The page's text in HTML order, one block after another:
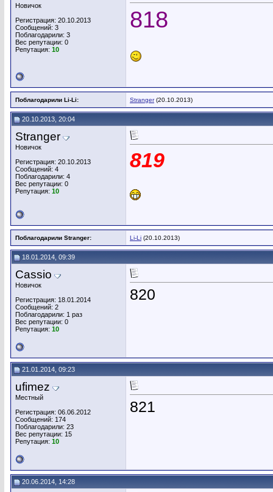
Новичок
Регистрация: 20.10.2013
Сообщений: 3
Поблагодарили: 3
Вес репутации: 0
Репутация: 10
818
Поблагодарили Li-Li: Stranger(20.10.2013)
20.10.2013, 20:04
Stranger
Новичок
Регистрация: 20.10.2013
Сообщений: 4
Поблагодарили: 4
Вес репутации: 0
Репутация: 10
819
Поблагодарили Stranger: Li-Li (20.10.2013)
18.01.2014, 09:39
Cassio
Новичок
Регистрация: 18.01.2014
Сообщений: 2
Поблагодарили: 1 раз
Вес репутации: 0
Репутация: 10
820
21.01.2014, 09:23
ufimez
Местный
Регистрация: 06.06.2012
Сообщений: 174
Поблагодарили: 23
Вес репутации: 15
Репутация: 10
821
20.06.2014, 14:28